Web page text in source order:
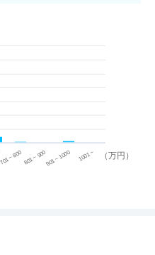
（万円）
701 ~ 800801 ~ 900901 ~ 1000 1001 ~